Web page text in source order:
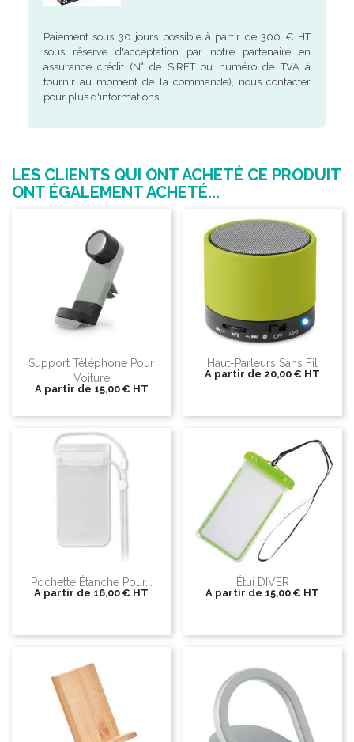
Paiement sous 30 jours possible à partir de 300 € HT
sous réserve d'acceptation par notre partenaire en
assurance crédit (N° de SIRET ou numéro de TVA à
fournir au moment de la commande), nous contacter
pour plus d'informations.
LES CLIENTS QUI ONT ACHETÉ CE PRODUIT
ONT ÉGALEMENT ACHETÉ...
Support Téléphone Pour
Voiture
A partir de 15,00 € HT
Haut-Parleurs Sans Fil
A partir de 20,00 € HT
Pochette Étanche Pour...
A partir de 16,00 € HT
Étui DIVER
A partir de 15,00 € HT